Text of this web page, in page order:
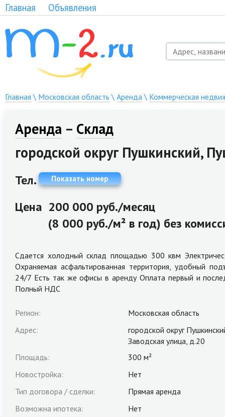
Главная Объявления
Главная \ Московская область \ Аренда\ Коммерческая
Аренда – Склад
городской округ Пушкинский,
Тел. Показать номер
Цена 200 000 руб./месяц
(8 000 руб./м² в год) без
Сдается холодный склад площадью 300 квм
Охраняемая асфальтированная территория, удобный
24/7 Есть так же офисы в аренду Оплата первый и
Полный НДС
Регион:
Московская область
Адрес:
городской округ
Заводская улица, д.20
Площадь:
300 м²
Новостройка:
Нет
Тип договора / сделки:
Прямая аренда
Возможна ипотека:
Нет